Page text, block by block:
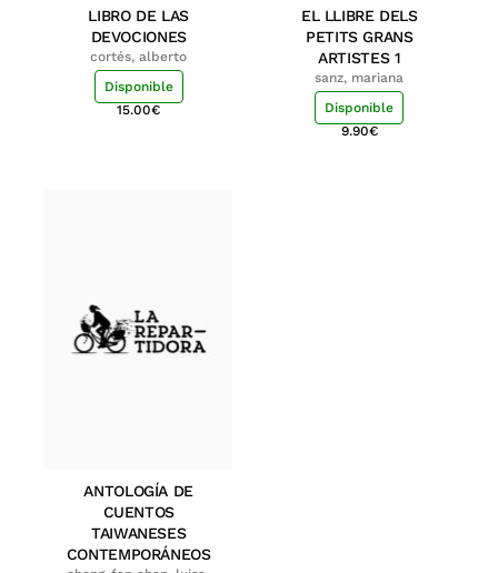
LIBRO DE LAS
DEVOCIONES
cortés, alberto
Disponible
15.00€
EL LLIBRE DELS
PETITS GRANS
ARTISTES 1
sanz, mariana
Disponible
9.90€
ANTOLOGÍA DE
CUENTOS
TAIWANESES
CONTEMPORÁNEOS